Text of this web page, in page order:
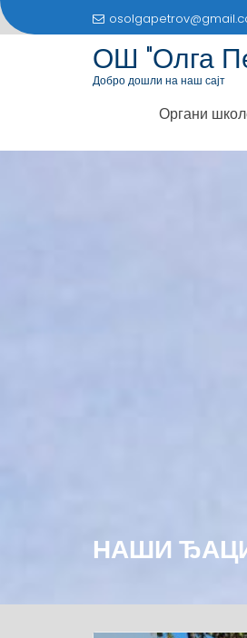
S
k
ОШ "Олга
Добро дошли на наш сајт
Органи
НАШИ